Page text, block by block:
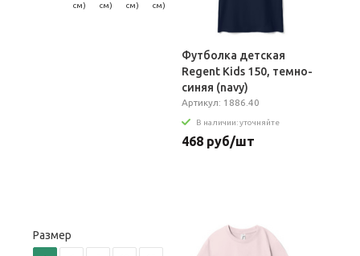
см)
см)
см)
см)
Футболка детская
Regent Kids 150, темно-
синяя (navy)
Артикул: 1886.40
В наличии: уточняйте
468 руб/шт
Размер